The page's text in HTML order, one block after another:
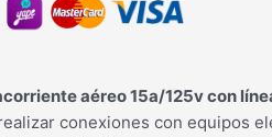
aéreo 15a/125v con
conexiones con equipos